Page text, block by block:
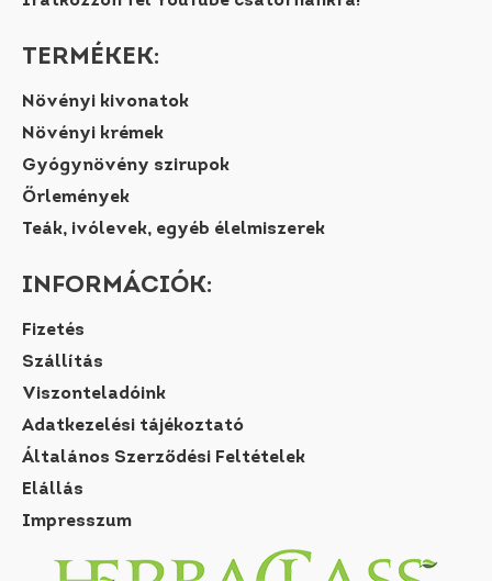
TERMÉKEK:
Növényi kivonatok
Növényi krémek
Gyógynövény szirupok
Őrlemények
Teák, ivólevek, egyéb élelmiszerek
INFORMÁCIÓK:
Fizetés
Szállítás
Viszonteladóink
Adatkezelési tájékoztató
Általános Szerződési Feltételek
Elállás
Impresszum